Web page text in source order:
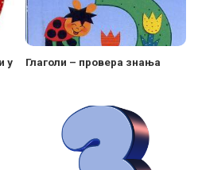
у
Глаголи – провера знања